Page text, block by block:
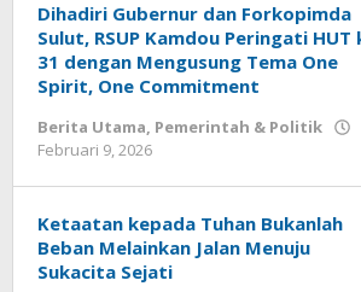
Dihadiri Gubernur dan Forkopimda
Sulut, RSUP Kamdou Peringati HUT
31 dengan Mengusung Tema One
Spirit, One Commitment
Berita Utama, Pemerintah & Politik
Februari 9, 2026
Ketaatan kepada Tuhan Bukanlah
Beban Melainkan Jalan Menuju
Sukacita Sejati